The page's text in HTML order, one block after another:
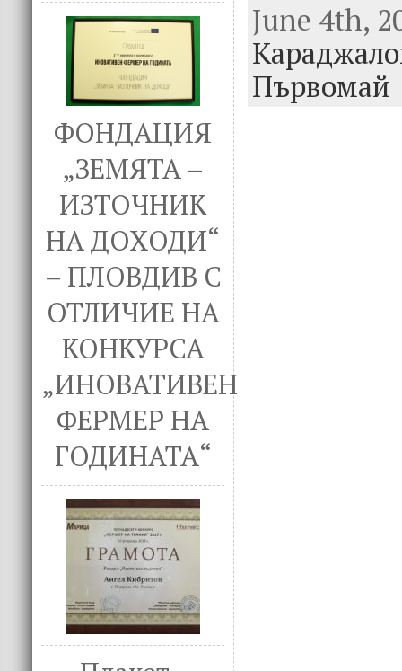
ФОНДАЦИЯ
„ЗЕМЯТА –
ИЗТОЧНИК
НА ДОХОДИ“
– ПЛОВДИВ С
ОТЛИЧИЕ НА
КОНКУРСА
„ИНОВАТИВЕН
ФЕРМЕР НА
ГОДИНАТА“
e
b
o
o
it
te
r
k
e
dI
n
June 4th,
Първомай